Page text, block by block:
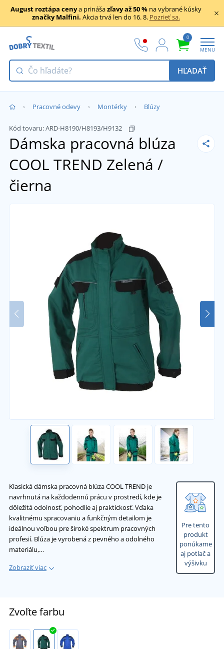
August roztápa cenya prinášazľavy až 50 %na vybrané kúsky
značky Malfini. Akcia trvá len do 16. 8. Pozrieť sa.
0
MENU
HĽADAŤ
Pracovné odevy Montérky Blúzy
Kód tovaru:ARD-H8190/H8193/H9132
Dámska pracovná blúza
COOL TREND Zelená /
čierna
Klasická dámska pracovná blúza COOL TREND je
navrhnutá na každodennú prácu v prostredí, kde je
dôležitá odolnosť, pohodlie aj praktickosť. Vďaka
kvalitnému spracovaniu a funkčným detailom je
ideálnou voľbou pre široké spektrum pracovných
profesií. Blúza je vyrobená z pevného a odolného
materiálu,…
Zobraziť viac
Pre tento
produkt
ponúkame
aj potlač a
výšivku
Zvoľte farbu